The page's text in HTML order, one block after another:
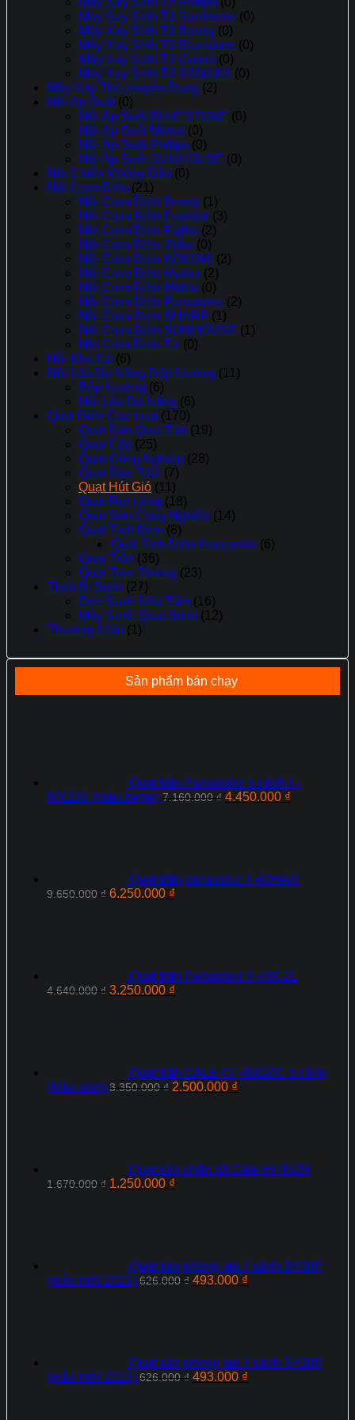
Máy Say Sinh Tố Sunhouse (0)
Máy Xay Sinh Tố Benny (0)
Máy Xay Sinh Tố Bluestone (0)
Máy Xay Sinh Tố Comet (0)
Máy Xay Sinh Tố SANAKY (0)
Máy Xay Thịt chuyên Dụng (2)
Nồi Áp Suất (0)
Nồi Áp Suất BLUESTONE (0)
Nồi Áp Suất Midea (0)
Nồi Áp Suất Philips (0)
Nồi Áp Suất SUNHOUSE (0)
Nồi Chiên Không Dầu (0)
Nồi Cơm Điện (21)
Nồi Cơm Điện Benny (1)
Nồi Cơm Điện Eaststar (3)
Nồi Cơm Điện Fujika (2)
Nồi Cơm Điện Jiplai (0)
Nồi Cơm Điện KOKOMI
(2)
Nồi Cơm Điện Matika (2)
Nồi Cơm Điện Midea (0)
Nồi Cơm Điện Panasonic (2)
Nồi Cơm Điện SHARP (1)
Nồi Cơm Điện SUNHOUSE (1)
Nồi Cơm Điên Tử (0)
Nồi Kho Cá (6)
Nồi Lẩu Đa Năng,Bếp Nướng (11)
Bếp Nướng (6)
Nồi Lẩu Đa Năng (6)
Quạt Điện Các Loại (170)
Quạt Bàn Quạt Tản (19)
Quạt Cây (25)
Quạt Công Nghiệp (28)
Quạt Đảo Trần (7)
Quạt Hút Gió (11)
Quạt Rút Lửng (18)
Quạt Sàn Công Nghiệp (14)
Quạt Tích Điện (8)
Quạt Tích Điện Honjianda (6)
Quạt Trần (36)
Quạt Treo Tường (23)
Thiết Bị Sưởi (27)
Đèn Sưởi Nhà Tắm (16)
Máy Sưởi Quạt Sưởi (12)
Thương Hiệu (1)
Sản phẩm bán chạy
Quạt trần Panasonic 5 cánh F-
60GDS (màu begie) 7.160.000₫ Giá
4.450.000 ₫
Quạt trần panasonic F-60HAN
9.650.000₫ Giá
6.250.000 ₫
Quạt trần Panasonic F‑48CZL
4.640.000₫ Giá
3.250.000 ₫
Quạt trần GALE CF-60GDC 5 cánh
(Màu xám) 3.350.000₫ Giá
2.500.000 ₫
Quạt sàn chân rút Gale HF450N
1.670.000₫ Giá
1.250.000 ₫
Quạt sàn phong lan 7 cánh S400P
(mẫu mới 2025) 626.000₫ Giá
493.000 ₫
Quạt sàn phong lan 7 cánh S400P
(mẫu mới 2025) 626.000₫ Giá
493.000 ₫